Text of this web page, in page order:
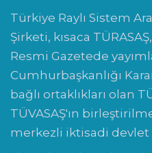
Türkiye Raylı Sistem
Şirketi, kısaca
Resmi Gazetede
Cumhurbaşkanlığı
bağlı ortaklıkları olan
TÜVASAŞ'ın
merkezli iktisadi